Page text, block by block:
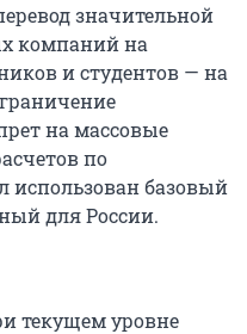
значительной
компаний на
и студентов — на
на массовые
по
использован базовый
для России.
текущем уровне